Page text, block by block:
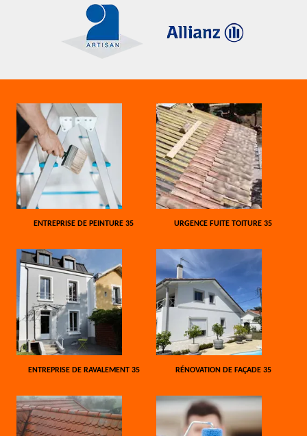
ENTREPRISE DE PEINTURE 35 URGENCE FUITE TOITURE 35
ENTREPRISE DE RAVALEMENT 35 RÉNOVATION DE FAÇADE 35